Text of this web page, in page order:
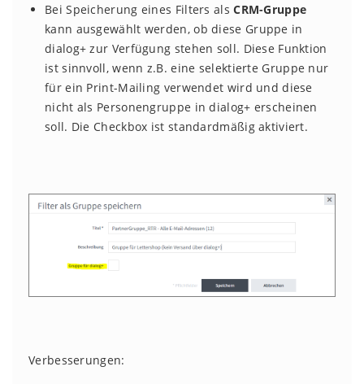
Bei Speicherung eines Filters alsCRM-Gruppe
kann ausgewählt werden, ob diese Gruppe in
dialog+ zur Verfügung stehen soll. Diese Funktion
ist sinnvoll, wenn z.B. eine selektierte Gruppe nur
für ein Print-Mailing verwendet wird und diese
nicht als Personengruppe in dialog+ erscheinen
soll. Die Checkbox ist standardmäßig aktiviert.
Verbesserungen: